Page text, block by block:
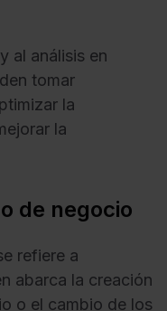
al análisis en
tomar
la
la
de negocio
refiere a
abarca la creación
o el cambio de los